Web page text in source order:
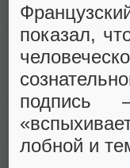
показал,
подпись
лобной и